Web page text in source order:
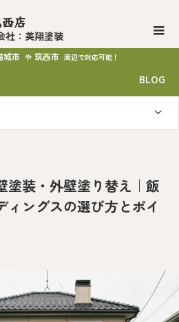
店
社：美翔塗装
城市 や 筑西市 周辺で対応可能！
BLOG
塗装・外壁塗り替え｜飯
ィングスの選び方とポイ